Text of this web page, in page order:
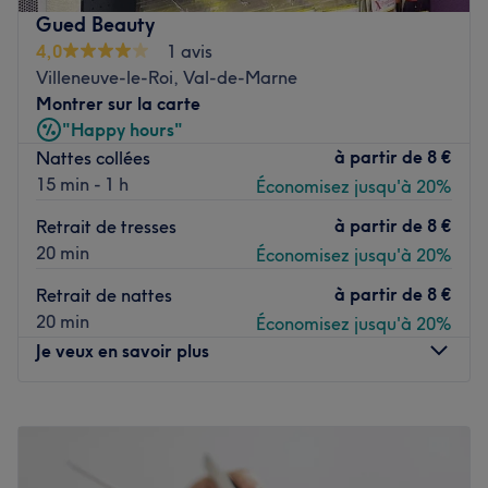
obtenir un regard de biche.
Transport public le plus proche
Le métro Rouget de Lisle est uniquement à une minute à
pied du salon. (ligne T9)
L’équipe
d'effectuer des prestations de qualité pour sublimer le
regard de ses clientes.
Nos coups de cœur
L’atmosphère : un institut moderne à l'ambiance
Gued Beauty
4,0
1 avis
Villeneuve-le-Roi, Val-de-Marne
Montrer sur la carte
"Happy hours"
Nattes collées
15 min - 1 h
à partir de 8 €
Économisez jusqu'à 20%
Retrait de tresses
20 min
à partir de 8 €
Économisez jusqu'à 20%
Retrait de nattes
20 min
à partir de 8 €
Économisez jusqu'à 20%
Je veux en savoir plus